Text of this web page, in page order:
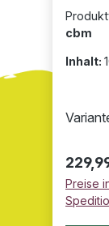
cbm
Inhalt:
Preise